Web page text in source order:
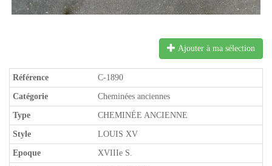
Ajouter à ma sélection
Référence C-1890
Catégorie Cheminées anciennes
Type CHEMINÉE ANCIENNE
Style LOUIS XV
Epoque XVIIIe S.